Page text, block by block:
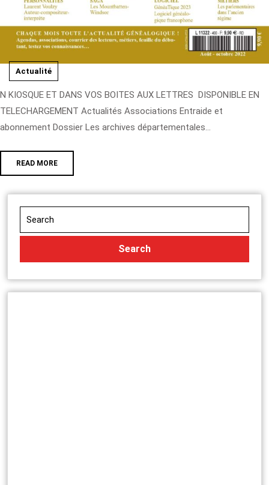
Actualité
N KIOSQUE ET DANS VOS BOITES AUX LETTRES DISPONIBLE EN
TELECHARGEMENT Actualités Associations Entraide et
abonnement Dossier Les archives départementales...
READ MORE